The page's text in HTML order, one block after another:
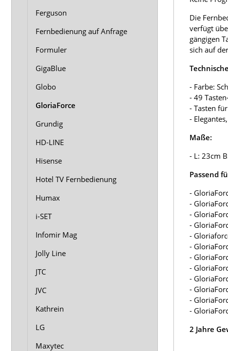
Die
verfügt
gängigen
sich auf
- Farbe:
- 49
- Tasten
-
Maße:
- L: 23cm
Passend
-
-
-
-
-
-
-
-
-
-
-
-
2 Jahre
Ferguson
Fernbedienung auf Anfrage
Formuler
GigaBlue
Globo
GloriaForce
Grundig
HD-LINE
Hisense
Hotel TV Fernbedienung
Humax
i-SET
Infomir Mag
Jolly Line
JTC
JVC
Kathrein
LG
Maxytec